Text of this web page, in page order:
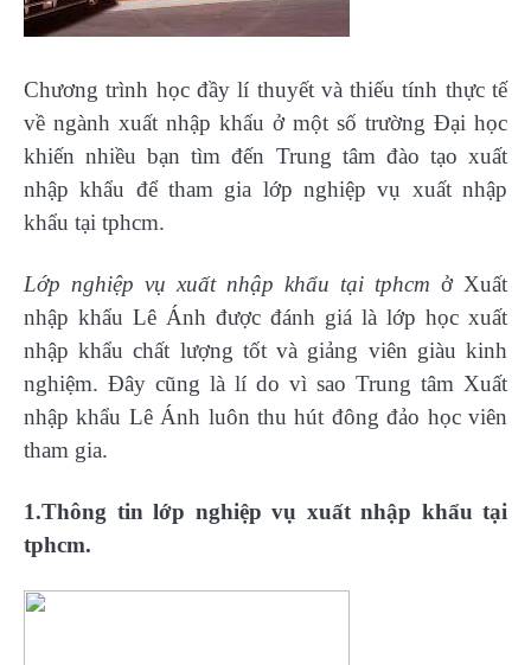
Chương trình học đầy lí thuyết và thiếu tính thực tế
về ngành xuất nhập khẩu ở một số trường Đại học
khiến nhiều bạn tìm đến Trung tâm đào tạo xuất
nhập khẩu để tham gia lớp nghiệp vụ xuất nhập
khẩu tại tphcm.
Lớp nghiệp vụ xuất nhập khẩu tại tphcm ở Xuất
nhập khẩu Lê Ánh được đánh giá là lớp học xuất
nhập khẩu chất lượng tốt và giảng viên giàu kinh
nghiệm. Đây cũng là lí do vì sao Trung tâm Xuất
nhập khẩu Lê Ánh luôn thu hút đông đảo học viên
tham gia.
1.Thông tin lớp nghiệp vụ xuất nhập khẩu tại
tphcm.